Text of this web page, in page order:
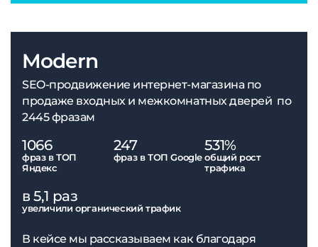
Modern
SEO-продвижение интернет-магазина по
продаже входных и межкомнатных дверей по
2445 фразам
1066
фраз в ТОП
Яндекс
247
фраз в ТОП Google
531%
общий рост
трафика
в 5,1 раз
увеличили органический трафик
В кейсе мы рассказываем как благодаря